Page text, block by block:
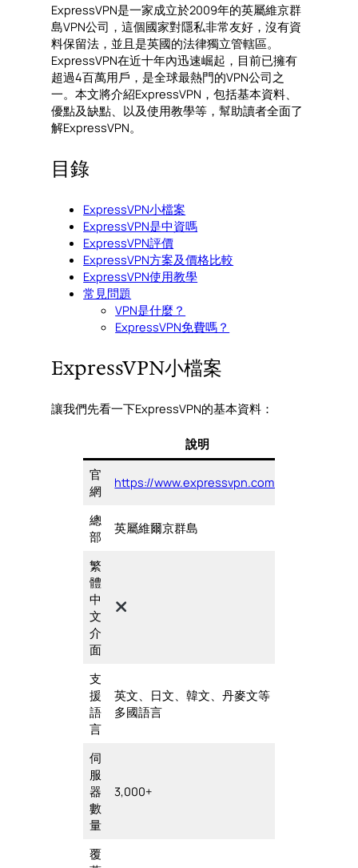
ExpressVPN是一家成立於2009年的英屬維京群
島VPN公司，這個國家對隱私非常友好，沒有資
料保留法，並且是英國的法律獨立管轄區。
ExpressVPN在近十年內迅速崛起，目前已擁有
超過4百萬用戶，是全球最熱門的VPN公司之
一。本文將介紹ExpressVPN，包括基本資料、
優點及缺點、以及使用教學等，幫助讀者全面了
解ExpressVPN。
目錄
ExpressVPN小檔案
ExpressVPN是中資嗎
ExpressVPN評價
ExpressVPN方案及價格比較
ExpressVPN使用教學
常見問題
VPN是什麼？
ExpressVPN免費嗎？
ExpressVPN小檔案
讓我們先看一下ExpressVPN的基本資料：
說明
官
網
https://www.expressvpn.com/
總
部
英屬維爾京群島
繁
體
中
文
介
面
支
援
語
言
英文、日文、韓文、丹麥文等
多國語言
伺
服
器
數
量
3,000+
覆